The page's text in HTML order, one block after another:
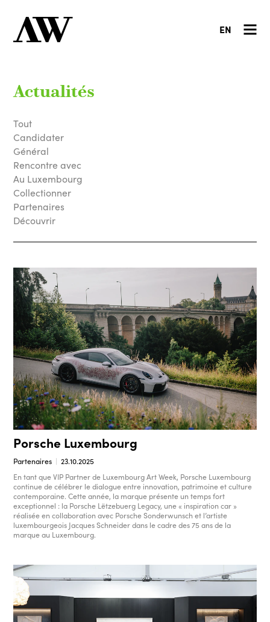
EN
Actualités
Tout
Candidater
Général
Rencontre avec
Au Luxembourg
Collectionner
Partenaires
Découvrir
Porsche Luxembourg
Partenaires
23.10.2025
En tant que VIP Partner de Luxembourg Art Week, Porsche Luxembourg
continue de célébrer le dialogue entre innovation, patrimoine et culture
contemporaine. Cette année, la marque présente un temps fort
exceptionnel : la Porsche Lëtzebuerg Legacy, une « inspiration car »
réalisée en collaboration avec Porsche Sonderwunsch et l’artiste
luxembourgeois Jacques Schneider dans le cadre des 75 ans de la
marque au Luxembourg.